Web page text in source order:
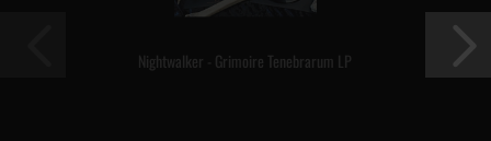
Nightwalker - Grimoire Tenebrarum LP